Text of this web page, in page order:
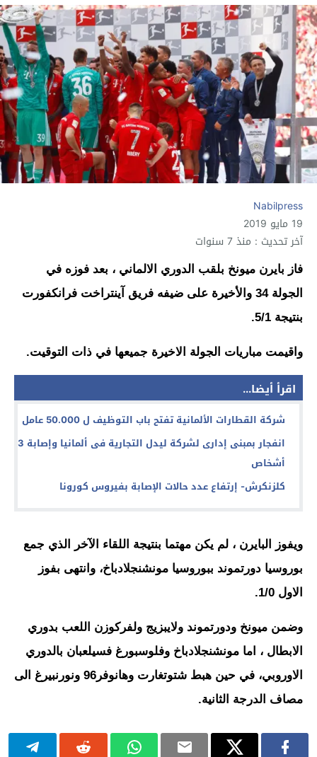
Nabilpress
19 مايو 2019
آخر تحديث : منذ 7 سنوات
فاز بايرن ميونخ بلقب الدوري الالماني ، بعد فوزه في
الجولة 34 والأخيرة على ضيفه فريق آينتراخت فرانكفورت
بنتيجة 5/1.
واقيمت مباريات الجولة الاخيرة جميعها في ذات التوقيت.
اقرأ أيضا...
شركة القطارات الألمانية تفتح باب التوظيف ل 50.000 عامل
انفجار بمبنى إدارى لشركة ليدل التجارية فى ألمانيا وإصابة 3
أشخاص
كلزنكرش- إرتفاع عدد حالات الإصابة بفيروس كورونا
ويفوز البايرن ، لم يكن مهتما بنتيجة اللقاء الآخر الذي جمع
بوروسيا دورتموند ببوروسيا مونشنجلادباخ، وانتهى بفوز
الاول 1/0.
وضمن ميونخ ودورتموند ولايبزيج ولفركوزن اللعب بدوري
الابطال ، اما مونشنجلادباخ وفلوسبورغ فسيلعبان بالدوري
الاوروبي، في حين هبط شتوتغارت وهانوفر96 ونورنبيرغ الى
مصاف الدرجة الثانية.